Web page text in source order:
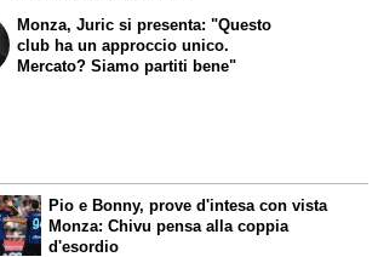
Monza, Juric si presenta: "Questo
club ha un approccio unico.
Mercato? Siamo partiti bene"
Pio e Bonny, prove d'intesa con vista
Monza: Chivu pensa alla coppia
d'esordio